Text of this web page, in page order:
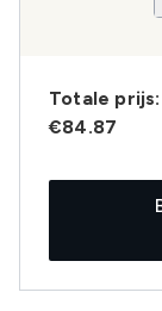
Totale prijs:
€84.87